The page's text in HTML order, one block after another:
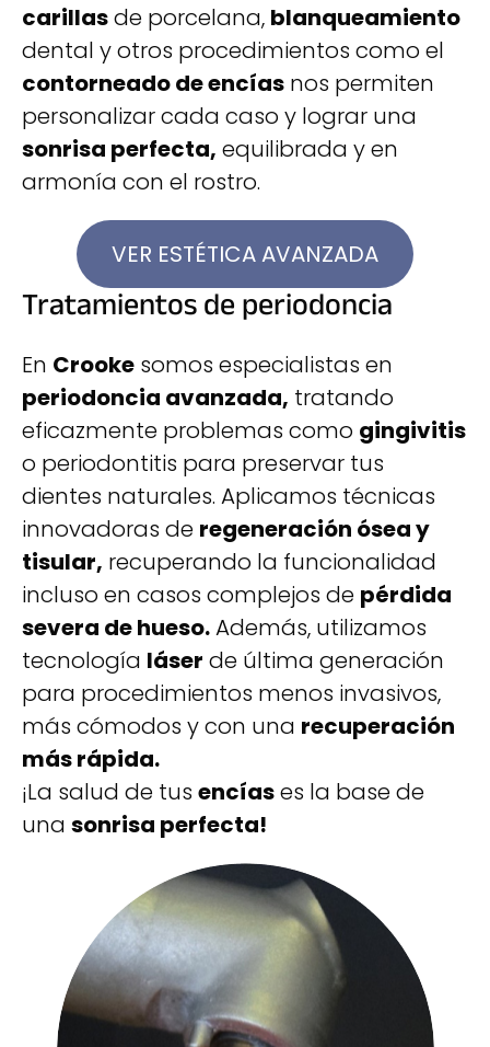
carillasde porcelana, blanqueamiento
dental y otros procedimientos como el
contorneado de encías nos permiten
personalizar cada caso y lograr una
sonrisa perfecta, equilibrada y en
armonía con el rostro.
VER ESTÉTICA AVANZADA
Tratamientos de periodoncia​
En Crooke somos especialistas en
periodoncia avanzada, tratando
eficazmente problemas como gingivitis
o periodontitis para preservar tus
dientes naturales. Aplicamos técnicas
innovadoras de regeneración ósea y
tisular, recuperando la funcionalidad
incluso en casos complejos de pérdida
severa de hueso.Además, utilizamos
tecnología láser de última generación
para procedimientos menos invasivos,
más cómodos y con una recuperación
más rápida.
¡La salud de tus encíases la base de
una sonrisa perfecta!